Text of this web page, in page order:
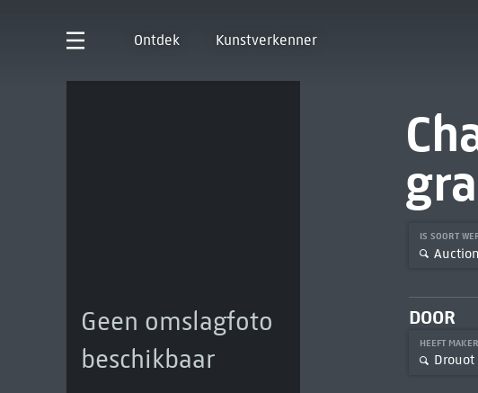
Ontdek Kunstverkenner
Geen omslagfoto
beschikbaar
IS SOORT
DOOR
HEEFT MAKER
Drouot